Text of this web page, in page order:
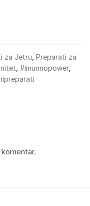
za Jetru Preparati za
#imunnopower,